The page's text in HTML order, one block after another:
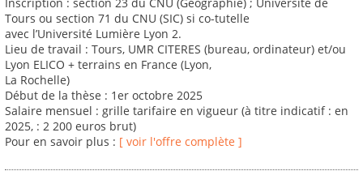
Tours ou section 71 du CNU (SIC) si co-tutelle
avec l’Université Lumière Lyon 2.
Lieu de travail : Tours, UMR CITERES (bureau, ordinateur) et/ou
Lyon ELICO + terrains en France (Lyon,
La Rochelle)
Début de la thèse : 1er octobre 2025
Salaire mensuel : grille tarifaire en vigueur (à titre indicatif : en
2025, : 2 200 euros brut)
Pour en savoir plus : [ voir l'offre complète ]